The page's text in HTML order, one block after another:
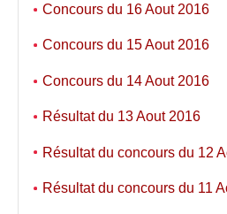
Concours du 16 Aout 2016
Concours du 15 Aout 2016
Concours du 14 Aout 2016
Résultat du 13 Aout 2016
Résultat du concours du 12
Résultat du concours du 11